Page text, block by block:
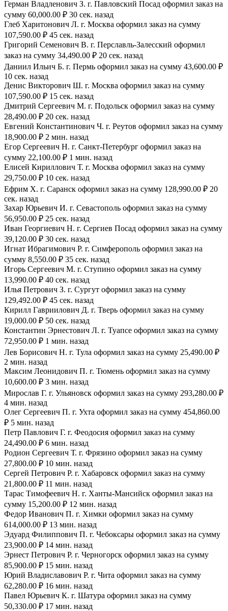
Герман Владленович З. г. Павловский Посад оформил заказ на
сумму 60,000.00 ₽ 30 сек. назад
Глеб Харитонович Л. г. Москва оформил заказ на сумму
107,590.00 ₽ 45 сек. назад
Григорий Семенович В. г. Перславль-Залесский оформил
заказ на сумму 34,490.00 ₽ 20 сек. назад
Даниил Ильич Б. г. Пермь оформил заказ на сумму 43,600.00 ₽
10 сек. назад
Денис Викторович Ш. г. Москва оформил заказ на сумму
107,590.00 ₽ 15 сек. назад
Дмитрий Сергеевич М. г. Подольск оформил заказ на сумму
28,490.00 ₽ 20 сек. назад
Евгений Константинович Ч. г. Реутов оформил заказ на сумму
18,900.00 ₽ 2 мин. назад
Егор Сергеевич Н. г. Санкт-Петербург оформил заказ на
сумму 22,100.00 ₽ 1 мин. назад
Елисей Кириллович Т. г. Москва оформил заказ на сумму
29,750.00 ₽ 10 сек. назад
Ефрим Х. г. Саранск оформил заказ на сумму 128,990.00 ₽ 20
сек. назад
Захар Юрьевич И. г. Севастополь оформил заказ на сумму
56,950.00 ₽ 25 сек. назад
Иван Георгиевич Н. г. Сергиев Посад оформил заказ на сумму
39,120.00 ₽ 30 сек. назад
Игнат Ибрагимович Р. г. Симферополь оформил заказ на
сумму 8,550.00 ₽ 35 сек. назад
Игорь Сергеевич М. г. Ступино оформил заказ на сумму
13,990.00 ₽ 40 сек. назад
Илья Петрович З. г. Сургут оформил заказ на сумму
129,492.00 ₽ 45 сек. назад
Кирилл Гавриилович Д. г. Тверь оформил заказ на сумму
19,000.00 ₽ 50 сек. назад
Константин Эрнестович Л. г. Туапсе оформил заказ на сумму
72,950.00 ₽ 1 мин. назад
Лев Борисович Н. г. Тула оформил заказ на сумму 25,490.00 ₽
2 мин. назад
Максим Леонидович П. г. Тюмень оформил заказ на сумму
10,600.00 ₽ 3 мин. назад
Мирослав Г. г. Ульяновск оформил заказ на сумму 293,280.00 ₽
4 мин. назад
Олег Сергеевич П. г. Ухта оформил заказ на сумму 454,860.00
₽ 5 мин. назад
Петр Павлович Г. г. Феодосия оформил заказ на сумму
24,490.00 ₽ 6 мин. назад
Родион Сергеевич Т. г. Фрязино оформил заказ на сумму
27,800.00 ₽ 10 мин. назад
Сергей Петрович Р. г. Хабаровск оформил заказ на сумму
21,800.00 ₽ 11 мин. назад
Тарас Тимофеевич Н. г. Ханты-Мансийск оформил заказ на
сумму 15,200.00 ₽ 12 мин. назад
Федор Иванович П. г. Химки оформил заказ на сумму
614,000.00 ₽ 13 мин. назад
Эдуард Филиппович П. г. Чебоксары оформил заказ на сумму
23,900.00 ₽ 14 мин. назад
Эрнест Петрович Р. г. Черногорск оформил заказ на сумму
85,900.00 ₽ 15 мин. назад
Юрий Владиславович Р. г. Чита оформил заказ на сумму
62,280.00 ₽ 16 мин. назад
Павел Юрьевич К. г. Шатура оформил заказ на сумму
50,330.00 ₽ 17 мин. назад